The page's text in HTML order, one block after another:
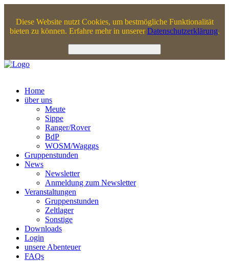
Diese Website nutzt Cookies, um bestmögliche Funktionalität
bieten zu können. Erfahre mehr in unsererDatenschutzerklärung.
Home
über uns
Meute
Sippe
Ranger/Rover
BdP
WOSM/Wagggs
Gruppenstunden
News
Newsletter
Anmeldung zum Newsletter
Veranstaltungen
Gruppenstunden
Zeltlager
Sonstige
Downloads
Login
unsere Abenteuer
FAQs